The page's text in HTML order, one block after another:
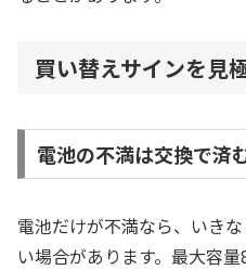
買い替えサインを見
電池の不満は交換で済
電池だけが不満なら、いき
い場合があります。最大容